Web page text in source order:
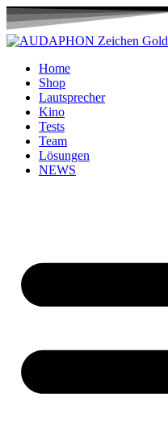
Home
Shop
Lautsprecher
Kino
Tests
Team
Lösungen
NEWS